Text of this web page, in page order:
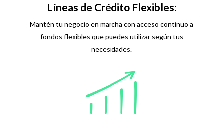
Líneas de Crédito Flexibles:
Mantén tu negocio en marcha con acceso continuo a
fondos flexibles que puedes utilizar según tus
necesidades.